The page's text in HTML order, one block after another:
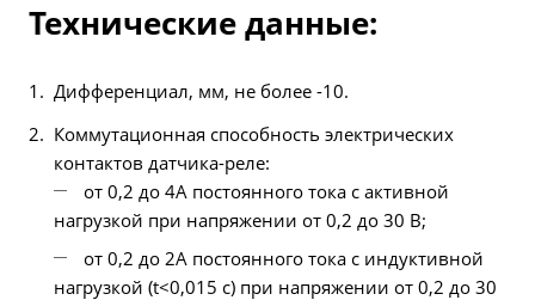
Технические данные:
Дифференциал, мм, не более -10.
Коммутационная способность электрических
контактов датчика-реле:
от 0,2 до 4А постоянного тока с активной
нагрузкой при напряжении от 0,2 до 30 В;
от 0,2 до 2А постоянного тока с индуктивной
нагрузкой (t<0,015 с) при напряжении от 0,2 до 30